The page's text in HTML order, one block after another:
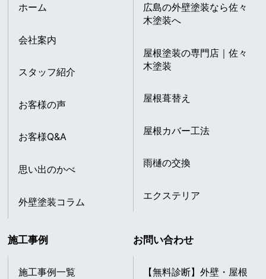
ホーム
会社案内
スタッフ紹介
お客様の声
お客様Q&A
思い出のかべ
外壁塗装コラム
広島の外壁塗装なら佐々
木塗装へ
屋根塗装の専門店｜佐々
木塗装
屋根葺替え
屋根カバー工法
雨樋の交換
エクステリア
施工事例
施工事例一覧
お問い合わせ
【無料診断】外壁・屋根